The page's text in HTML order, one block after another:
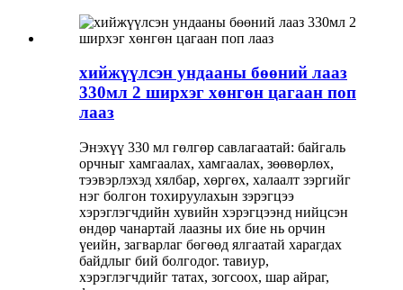
хийжүүлсэн ундааны бөөний лааз
330мл 2 ширхэг хөнгөн цагаан поп
лааз
Энэхүү 330 мл гөлгөр савлагаатай: байгаль
орчныг хамгаалах, хамгаалах, зөөвөрлөх,
тээвэрлэхэд хялбар, хөргөх, халаалт зэргийг
нэг болгон тохируулахын зэрэгцээ
хэрэглэгчдийн хувийн хэрэгцээнд нийцсэн
өндөр чанартай лаазны их бие нь орчин
үеийн, загварлаг бөгөөд ялгаатай харагдах
байдлыг бий болгодог. тавиур,
хэрэглэгчдийг татах, зогсоох, шар айраг,